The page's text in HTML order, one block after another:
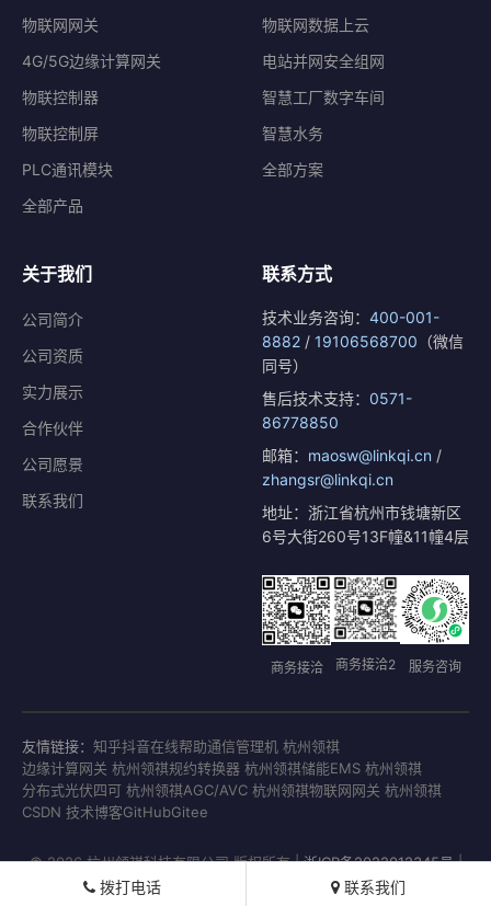
物联网网关
4G/5G边缘计算网关
物联控制器
物联控制屏
PLC通讯模块
全部产品
物联网数据上云
电站并网安全组网
智慧工厂数字车间
智慧水务
全部方案
关于我们
公司简介
公司资质
实力展示
合作伙伴
公司愿景
联系我们
联系方式
技术业务咨询： 400-001-
8882 / 19106568700 （微信
同号）
售后技术支持： 0571-
86778850
邮箱： maosw@linkqi.cn /
zhangsr@linkqi.cn
地址：浙江省杭州市钱塘新区
6号大街260号13F幢&11幢4层
商务接洽 商务接洽2 服务咨询
友情链接： 知乎抖音在线帮助通信管理机 杭州领祺
边缘计算网关 杭州领祺规约转换器 杭州领祺储能EMS 杭州领祺
分布式光伏四可 杭州领祺AGC/AVC 杭州领祺物联网网关 杭州领祺
CSDN 技术博客GitHubGitee
© 2026 杭州领祺科技有限公司 版权所有 |浙ICP备2022012345号|
浙公网安备33011802001771号
拨打电话 联系我们